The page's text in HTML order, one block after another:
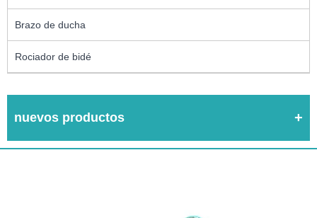
Brazo de ducha
Rociador de bidé
nuevos productos